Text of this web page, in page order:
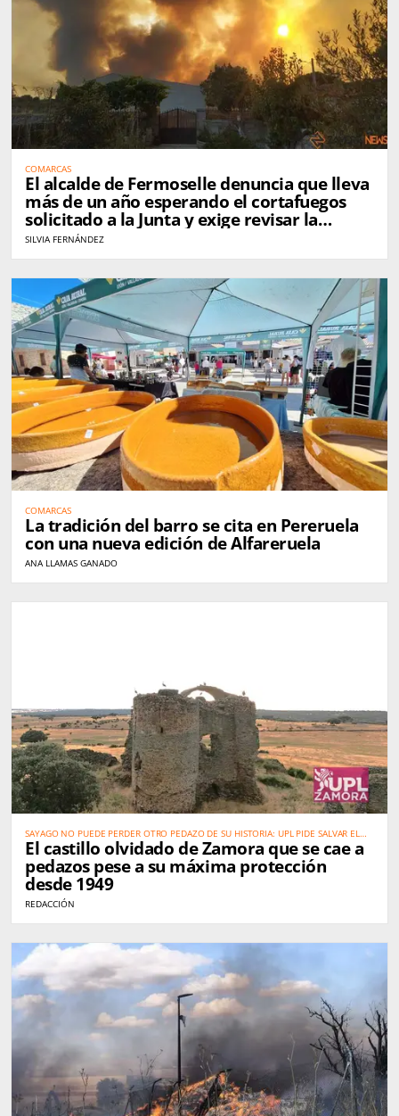
COMARCAS
El alcalde de Fermoselle denuncia que lleva
más de un año esperando el cortafuegos
solicitado a la Junta y exige revisar la
gestión de Arribes tras el incendio
SILVIA FERNÁNDEZ
COMARCAS
La tradición del barro se cita en Pereruela
con una nueva edición de Alfareruela
ANA LLAMAS GANADO
SAYAGO NO PUEDE PERDER OTRO PEDAZO DE SU HISTORIA: UPL PIDE SALVAR EL
CASTILLO DEL ASMESNAL
El castillo olvidado de Zamora que se cae a
pedazos pese a su máxima protección
desde 1949
REDACCIÓN